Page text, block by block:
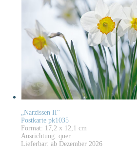
„Narzissen II“
Postkarte pk1035
Format: 17,2 x 12,1 cm
Ausrichtung: quer
Lieferbar: ab Dezember 2026